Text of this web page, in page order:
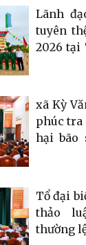
tham
trước kỳ
Lãnh
tuyên
2026 tại
xã Kỳ
phúc tra
hại bão
Tổ đại
thảo
thường